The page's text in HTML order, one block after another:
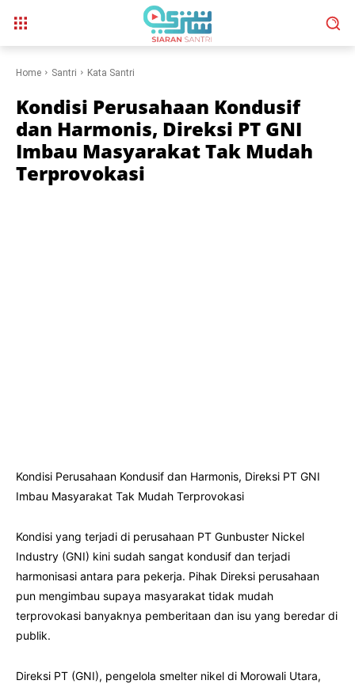
Home Santri Kata Santri
Kondisi Perusahaan Kondusif
dan Harmonis, Direksi PT GNI
Imbau Masyarakat Tak Mudah
Terprovokasi
Kondisi Perusahaan Kondusif dan Harmonis, Direksi PT GNI
Imbau Masyarakat Tak Mudah Terprovokasi
Kondisi yang terjadi di perusahaan PT Gunbuster Nickel
Industry (GNI) kini sudah sangat kondusif dan terjadi
harmonisasi antara para pekerja. Pihak Direksi perusahaan
pun mengimbau supaya masyarakat tidak mudah
terprovokasi banyaknya pemberitaan dan isu yang beredar di
publik.
Direksi PT (GNI), pengelola smelter nikel di Morowali Utara,